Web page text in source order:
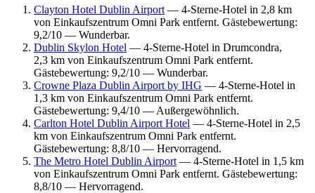
Clayton Hotel Dublin Airport — 4-Sterne-Hotel in 2,8 km
von Einkaufszentrum Omni Park entfernt. Gästebewertung:
9,2/10 — Wunderbar.
Dublin Skylon Hotel — 4-Sterne-Hotel in Drumcondra,
2,3 km von Einkaufszentrum Omni Park entfernt.
Gästebewertung: 9,2/10 — Wunderbar.
Crowne Plaza Dublin Airport by IHG — 4-Sterne-Hotel in
1,3 km von Einkaufszentrum Omni Park entfernt.
Gästebewertung: 9,4/10 — Außergewöhnlich.
Carlton Hotel Dublin Airport Hotel — 4-Sterne-Hotel in 2,5
km von Einkaufszentrum Omni Park entfernt.
Gästebewertung: 8,8/10 — Hervorragend.
The Metro Hotel Dublin Airport — 4-Sterne-Hotel in 1,5 km
von Einkaufszentrum Omni Park entfernt. Gästebewertung:
8,8/10 — Hervorragend.